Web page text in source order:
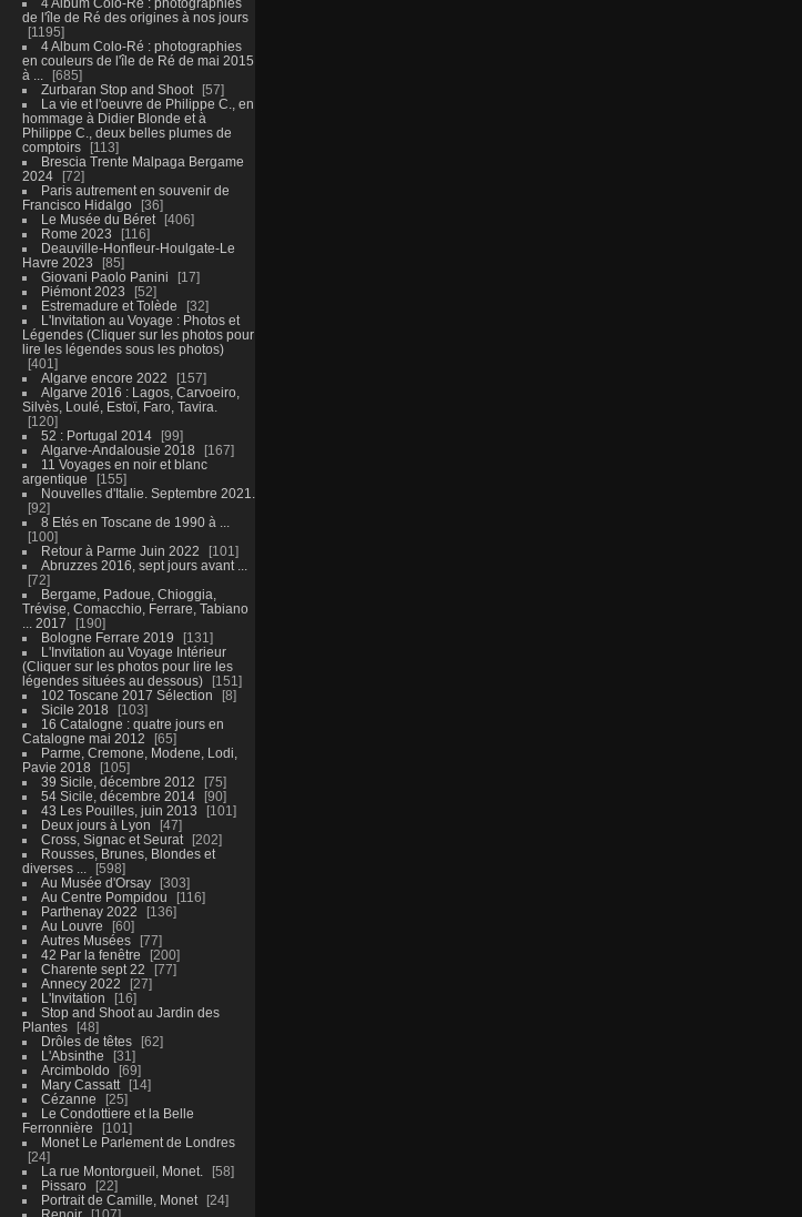
de l'île de Ré des origines à nos jours
1195
4 Album Colo-Ré : photographies
en couleurs de l'île de Ré de mai 2015
à ...
685
Zurbaran Stop and Shoot
57
La vie et l'oeuvre de Philippe C., en
hommage à Didier Blonde et à
Philippe C., deux belles plumes de
comptoirs
113
Brescia Trente Malpaga Bergame
2024
72
Paris autrement en souvenir de
Francisco Hidalgo
36
Le Musée du Béret
406
Rome 2023
116
Deauville-Honfleur-Houlgate-Le
Havre 2023
85
Giovani Paolo Panini
17
Piémont 2023
52
Estremadure et Tolède
32
L'Invitation au Voyage : Photos et
Légendes (Cliquer sur les photos pour
lire les légendes sous les photos)
401
Algarve encore 2022
157
Algarve 2016 : Lagos, Carvoeiro,
Silvès, Loulé, Estoï, Faro, Tavira.
120
52 : Portugal 2014
99
Algarve-Andalousie 2018
167
11 Voyages en noir et blanc
argentique
155
Nouvelles d'Italie. Septembre 2021.
92
8 Etés en Toscane de 1990 à ...
100
Retour à Parme Juin 2022
101
Abruzzes 2016, sept jours avant ...
72
Bergame, Padoue, Chioggia,
Trévise, Comacchio, Ferrare, Tabiano
... 2017
190
Bologne Ferrare 2019
131
L'Invitation au Voyage Intérieur
(Cliquer sur les photos pour lire les
légendes situées au dessous)
151
102 Toscane 2017 Sélection
8
Sicile 2018
103
16 Catalogne : quatre jours en
Catalogne mai 2012
65
Parme, Cremone, Modene, Lodi,
Pavie 2018
105
39 Sicile, décembre 2012
75
54 Sicile, décembre 2014
90
43 Les Pouilles, juin 2013
101
Deux jours à Lyon
47
Cross, Signac et Seurat
202
Rousses, Brunes, Blondes et
diverses ...
598
Au Musée d'Orsay
303
Au Centre Pompidou
116
Parthenay 2022
136
Au Louvre
60
Autres Musées
77
42 Par la fenêtre
200
Charente sept 22
77
Annecy 2022
27
L'Invitation
16
Stop and Shoot au Jardin des
Plantes
48
Drôles de têtes
62
L'Absinthe
31
Arcimboldo
69
Mary Cassatt
14
Cézanne
25
Le Condottiere et la Belle
Ferronnière
101
Monet Le Parlement de Londres
24
La rue Montorgueil, Monet.
58
Pissaro
22
Portrait de Camille, Monet
24
Renoir
107